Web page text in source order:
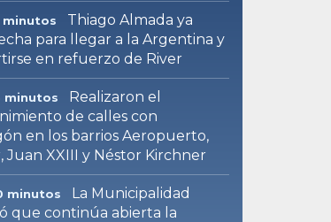
minutos
Thiago Almada ya
para llegar a la Argentina y
en refuerzo de River
minutos
Realizaron el
de calles con
en los barrios Aeropuerto,
Juan XXIII y Néstor Kirchner
minutos
La Municipalidad
que continúa abierta la